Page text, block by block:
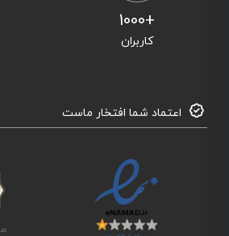
+1000
کاربران
اعتماد شما افتخار ماست